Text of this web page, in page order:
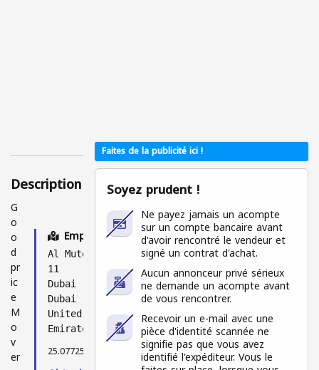
Description
G
o
o
d
pr
ic
e
M
o
v
er
Emplacement
Al Muteena
11
Dubai
Dubai
United Arab
Emirates
25.07725, 55.30927
Faites de la publicité ici !
Soyez prudent !
Ne payez jamais un acompte
sur un compte bancaire avant
d'avoir rencontré le vendeur et
signé un contrat d'achat.
Aucun annonceur privé sérieux
ne demande un acompte avant
de vous rencontrer.
Recevoir un e-mail avec une
pièce d'identité scannée ne
signifie pas que vous avez
identifié l'expéditeur. Vous le